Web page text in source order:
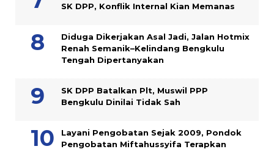
SK DPP, Konflik Internal Kian Memanas
Diduga Dikerjakan Asal Jadi, Jalan Hotmix
Renah Semanik–Kelindang Bengkulu
Tengah Dipertanyakan
SK DPP Batalkan Plt, Muswil PPP
Bengkulu Dinilai Tidak Sah
Layani Pengobatan Sejak 2009, Pondok
Pengobatan Miftahussyifa Terapkan